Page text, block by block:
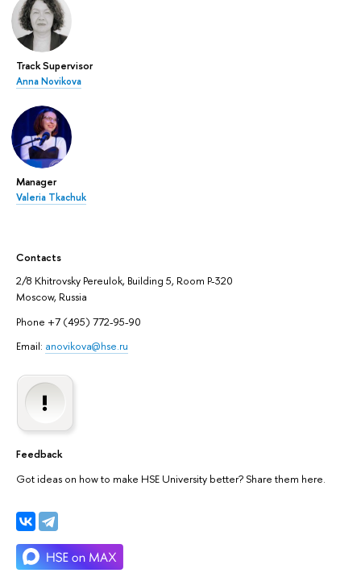
Track Supervisor
Anna Novikova
Manager
Valeria Tkachuk
Contacts
2/8 Khitrovsky Pereulok, Building 5, Room P-320
Moscow, Russia
Phone +7 (495) 772-95-90
Email: anovikova@hse.ru
Feedback
Got ideas on how to make HSE University better? Share them here.